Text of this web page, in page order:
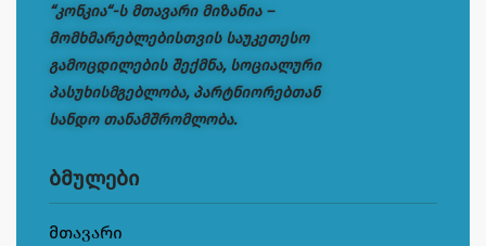
“კონკია“-ს მთავარი მიზანია –
მომხმარებლებისთვის საუკეთესო
გამოცდილების შექმნა, სოციალური
პასუხისმგებლობა, პარტნიორებთან
სანდო თანამშრომლობა.
ბმულები
მთავარი